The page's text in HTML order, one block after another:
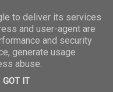
NET
to deliver its services
and user-agent are
and security
generate usage
abuse.
GOT IT